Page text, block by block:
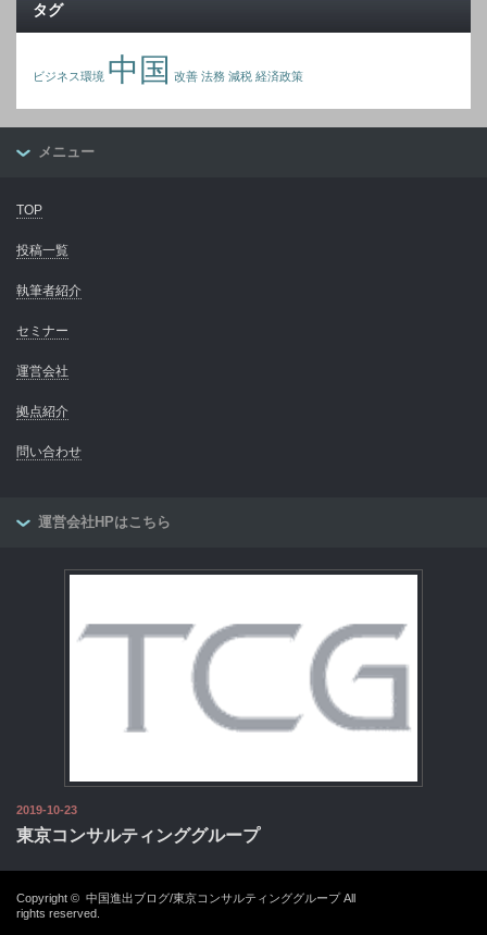
タグ
ビジネス環境 中国 改善 法務 減税 経済政策
メニュー
TOP
投稿一覧
執筆者紹介
セミナー
運営会社
拠点紹介
問い合わせ
運営会社HPはこちら
2019-10-23
東京コンサルティンググループ
Copyright © 中国進出ブログ/東京コンサルティンググループ All
rights reserved.